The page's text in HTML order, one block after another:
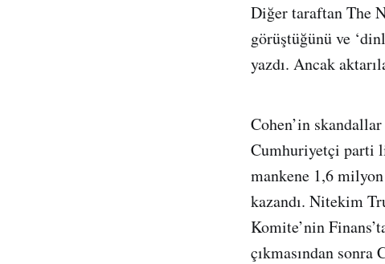
Diğer taraftan The
görüştüğünü ve
yazdı. Ancak
Cohen’in
Cumhuriyetçi parti
mankene 1,6
kazandı. Nitekim
Komite’nin
çıkmasından